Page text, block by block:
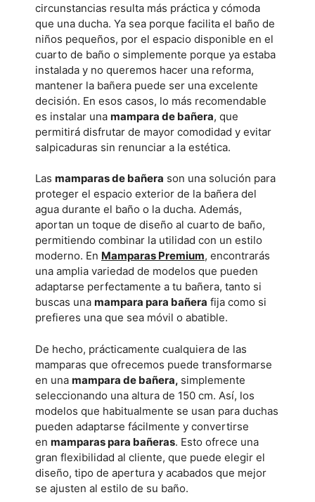
circunstancias resulta más práctica y cómoda
que una ducha. Ya sea porque facilita el baño de
niños pequeños, por el espacio disponible en el
cuarto de baño o simplemente porque ya estaba
instalada y no queremos hacer una reforma,
mantener la bañera puede ser una excelente
decisión. En esos casos, lo más recomendable
es instalar una mampara de bañera, que
permitirá disfrutar de mayor comodidad y evitar
salpicaduras sin renunciar a la estética.
Las mamparas de bañera son una solución para
proteger el espacio exterior de la bañera del
agua durante el baño o la ducha. Además,
aportan un toque de diseño al cuarto de baño,
permitiendo combinar la utilidad con un estilo
moderno. En Mamparas Premium, encontrarás
una amplia variedad de modelos que pueden
adaptarse perfectamente a tu bañera, tanto si
buscas una mampara para bañera fija como si
prefieres una que sea móvil o abatible.
De hecho, prácticamente cualquiera de las
mamparas que ofrecemos puede transformarse
en una mampara de bañera, simplemente
seleccionando una altura de 150 cm. Así, los
modelos que habitualmente se usan para duchas
pueden adaptarse fácilmente y convertirse
en mamparas para bañeras. Esto ofrece una
gran flexibilidad al cliente, que puede elegir el
diseño, tipo de apertura y acabados que mejor
se ajusten al estilo de su baño.